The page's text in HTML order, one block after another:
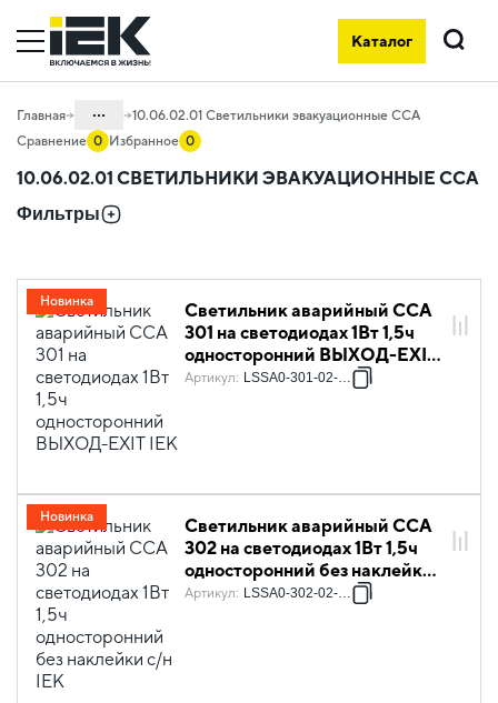
Каталог
Поиск
Главная ...
Каталог
10. Светотехника
10.06.02.01 Светильники эвакуационные ССА
Сравнение 0 Избранное 0
10.06.02.01 СВЕТИЛЬНИКИ ЭВАКУАЦИОННЫЕ ССА
Фильтры
Светильник аварийный ССА
301 на светодиодах 1Вт 1,5ч
односторонний ВЫХОД-EXIT
IEK
Артикул: LSSA0-301-02-K03
Новинка
Светильник аварийный ССА
302 на светодиодах 1Вт 1,5ч
односторонний без наклейки
с/н IEK
Артикул: LSSA0-302-02-K03
Новинка